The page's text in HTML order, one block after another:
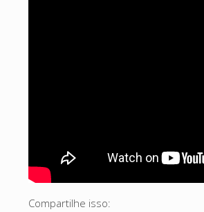
Compartilhe isso: